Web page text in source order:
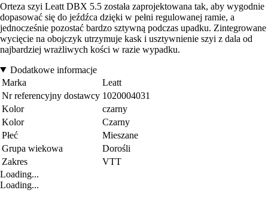
Orteza szyi Leatt DBX 5.5 została zaprojektowana tak, aby wygodnie
dopasować się do jeźdźca dzięki w pełni regulowanej ramie, a
jednocześnie pozostać bardzo sztywną podczas upadku. Zintegrowane
wycięcie na obojczyk utrzymuje kask i usztywnienie szyi z dala od
najbardziej wrażliwych kości w razie wypadku.
Dodatkowe informacje
Marka
Leatt
Nr referencyjny dostawcy 1020004031
Kolor
czarny
Kolor
Czarny
Płeć
Mieszane
Grupa wiekowa
Dorośli
Zakres
VTT
Loading...
Loading...